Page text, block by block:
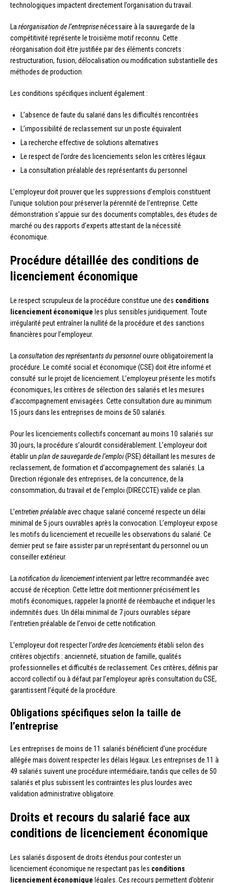
technologiques impactent directement l’organisation du travail.
Laréorganisation de l’entreprisenécessaire à la sauvegarde de la
compétitivité représente le troisième motif reconnu. Cette
réorganisation doit être justifiée par des éléments concrets :
restructuration, fusion, délocalisation ou modification substantielle des
méthodes de production.
Les conditions spécifiques incluent également :
L’absence de faute du salarié dans les difficultés rencontrées
L’impossibilité de reclassement sur un poste équivalent
La recherche effective de solutions alternatives
Le respect de l’ordre des licenciements selon les critères légaux
La consultation préalable des représentants du personnel
L’employeur doit prouver que les suppressions d’emplois constituent
l’unique solution pour préserver la pérennité de l’entreprise. Cette
démonstration s’appuie sur des documents comptables, des études de
marché ou des rapports d’experts attestant de la nécessité
économique.
Procédure détaillée des conditions de
licenciement économique
Le respect scrupuleux de la procédure constitue une des conditions
licenciement économique les plus sensibles juridiquement. Toute
irrégularité peut entraîner la nullité de la procédure et des sanctions
financières pour l’employeur.
Laconsultation des représentants du personnelouvre obligatoirement la
procédure. Le comité social et économique (CSE) doit être informé et
consulté sur le projet de licenciement. L’employeur présente les motifs
économiques, les critères de sélection des salariés et les mesures
d’accompagnement envisagées. Cette consultation dure au minimum
15 jours dans les entreprises de moins de 50 salariés.
Pour les licenciements collectifs concernant au moins 10 salariés sur
30 jours, la procédure s’alourdit considérablement. L’employeur doit
établir un plan de sauvegarde de l’emploi(PSE) détaillant les mesures de
reclassement, de formation et d’accompagnement des salariés. La
Direction régionale des entreprises, de la concurrence, de la
consommation, du travail et de l’emploi (DIRECCTE) valide ce plan.
L’entretien préalableavec chaque salarié concerné respecte un délai
minimal de 5 jours ouvrables après la convocation. L’employeur expose
les motifs du licenciement et recueille les observations du salarié. Ce
dernier peut se faire assister par un représentant du personnel ou un
conseiller extérieur.
Lanotification du licenciementintervient par lettre recommandée avec
accusé de réception. Cette lettre doit mentionner précisément les
motifs économiques, rappeler la priorité de réembauche et indiquer les
indemnités dues. Un délai minimal de 7 jours ouvrables sépare
l’entretien préalable de l’envoi de cette notification.
L’employeur doit respecter l’ordre des licenciementsétabli selon des
critères objectifs : ancienneté, situation de famille, qualités
professionnelles et difficultés de reclassement. Ces critères, définis par
accord collectif ou à défaut par l’employeur après consultation du CSE,
garantissent l’équité de la procédure.
Obligations spécifiques selon la taille de
l’entreprise
Les entreprises de moins de 11 salariés bénéficient d’une procédure
allégée mais doivent respecter les délais légaux. Les entreprises de 11 à
49 salariés suivent une procédure intermédiaire, tandis que celles de 50
salariés et plus subissent les contraintes les plus lourdes avec
validation administrative obligatoire.
Droits et recours du salarié face aux
conditions de licenciement économique
Les salariés disposent de droits étendus pour contester un
licenciement économique ne respectant pas les conditions
licenciement économique légales. Ces recours permettent d’obtenir